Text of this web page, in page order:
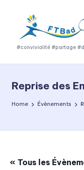
F
T
B
#convivialité #partage
Reprise des
Home Évènements
« Tous les